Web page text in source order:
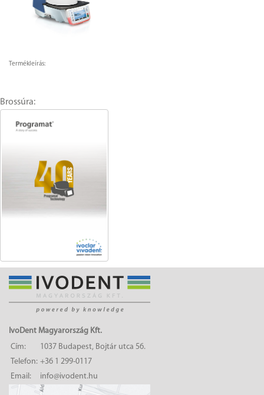
Termékleírás:
Brossúra:
IvoDent Magyarország Kft.
Cím:
1037 Budapest, Bojtár utca 56.
Telefon: +36 1 299-0117
Email:
info@ivodent.hu